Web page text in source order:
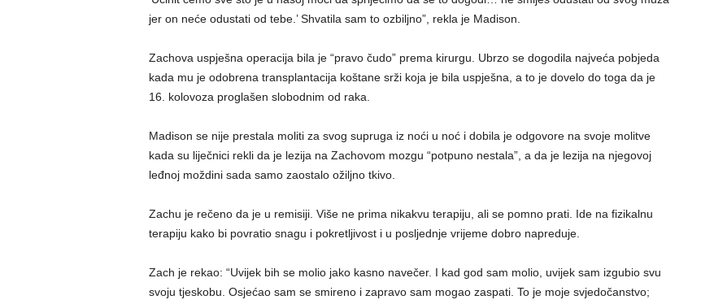
jer on neće odustati od tebe.’ Shvatila sam to ozbiljno”, rekla je Madison.
Zachova uspješna operacija bila je “pravo čudo” prema kirurgu. Ubrzo se dogodila najveća pobjeda
kada mu je odobrena transplantacija koštane srži koja je bila uspješna, a to je dovelo do toga da je
16. kolovoza proglašen slobodnim od raka.
Madison se nije prestala moliti za svog supruga iz noći u noć i dobila je odgovore na svoje molitve
kada su liječnici rekli da je lezija na Zachovom mozgu “potpuno nestala”, a da je lezija na njegovoj
leđnoj moždini sada samo zaostalo ožiljno tkivo.
Zachu je rečeno da je u remisiji. Više ne prima nikakvu terapiju, ali se pomno prati. Ide na fizikalnu
terapiju kako bi povratio snagu i pokretljivost i u posljednje vrijeme dobro napreduje.
Zach je rekao: “Uvijek bih se molio jako kasno navečer. I kad god sam molio, uvijek sam izgubio svu
svoju tjeskobu. Osjećao sam se smireno i zapravo sam mogao zaspati. To je moje svjedočanstvo;